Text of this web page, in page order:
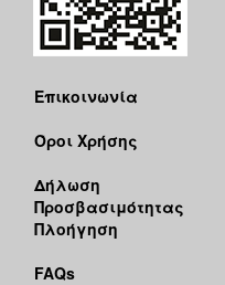
Επικοινωνία
Όροι Χρήσης
Δήλωση
Προσβασιμότητας
Πλοήγηση
FAQs